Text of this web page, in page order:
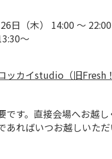
日（木） 14:00 ～ 22:00
～
ッカイstudio（旧Fresh
です。直接会場へお越し
あればいつお越しいただ